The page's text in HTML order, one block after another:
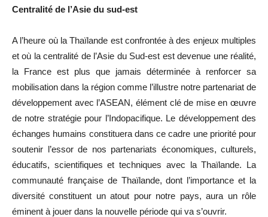
Centralité de l’Asie du sud-est
A l’heure où la Thaïlande est confrontée à des enjeux multiples
et où la centralité de l’Asie du Sud-est est devenue une réalité,
la France est plus que jamais déterminée à renforcer sa
mobilisation dans la région comme l’illustre notre partenariat de
développement avec l’ASEAN, élément clé de mise en œuvre
de notre stratégie pour l’Indopacifique. Le développement des
échanges humains constituera dans ce cadre une priorité pour
soutenir l’essor de nos partenariats économiques, culturels,
éducatifs, scientifiques et techniques avec la Thaïlande. La
communauté française de Thaïlande, dont l’importance et la
diversité constituent un atout pour notre pays, aura un rôle
éminent à jouer dans la nouvelle période qui va s’ouvrir.